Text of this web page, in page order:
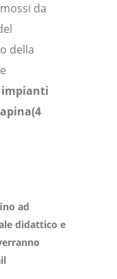
da
della
impianti
ad
didattico e